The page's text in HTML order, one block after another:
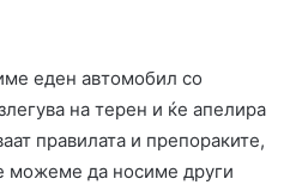
еден автомобил со
на терен и ќе апелира
правилата и препораките,
можеме да носиме други